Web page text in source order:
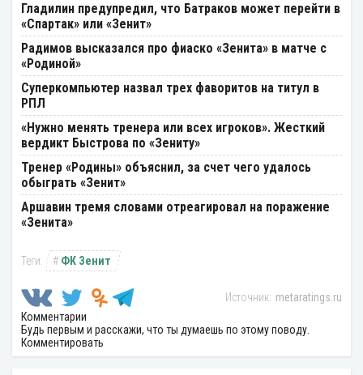
Гладилин предупредил, что Батраков может перейти в
«Спартак» или «Зенит»
Радимов высказался про фиаско «Зенита» в матче с
«Родиной»
Суперкомпьютер назвал трех фаворитов на титул в
РПЛ
«Нужно менять тренера или всех игроков». Жесткий
вердикт Быстрова по «Зениту»
Тренер «Родины» объяснил, за счет чего удалось
обыграть «Зенит»
Аршавин тремя словами отреагировал на поражение
«Зенита»
ФК Зенит
metaratings.ru
Комментарии
Будь первым и расскажи, что ты думаешь по этому поводу.
Комментировать